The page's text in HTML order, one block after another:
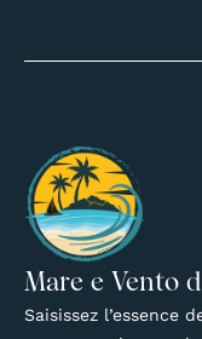
Mare e Vento
Saisissez l’essence